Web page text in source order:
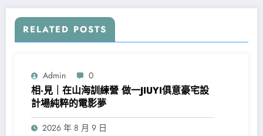
RELATED POSTS
Admin 0
相·見｜在山海訓練營 做一JIUYI俱意豪宅設
計場純粹的電影夢
2026 年 8 月 9 日